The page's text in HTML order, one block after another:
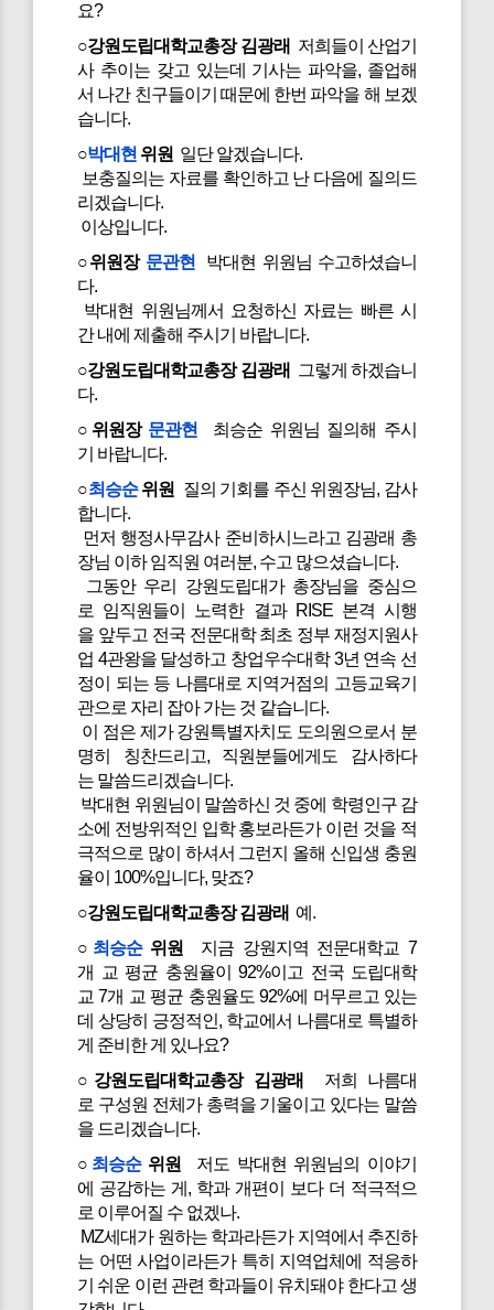
요?
○강원도립대학교총장 김광래 저희들이 산업기
사 추이는 갖고 있는데 기사는 파악을, 졸업해
서 나간 친구들이기 때문에 한번 파악을 해 보겠
습니다.
○박대현 위원 일단 알겠습니다.
보충질의는 자료를 확인하고 난 다음에 질의드
리겠습니다.
이상입니다.
○위원장 문관현 박대현 위원님 수고하셨습니
다.
박대현 위원님께서 요청하신 자료는 빠른 시
간 내에 제출해 주시기 바랍니다.
○강원도립대학교총장 김광래
그렇게 하겠습니
다.
○위원장 문관현
최승순 위원님 질의해 주시
기 바랍니다.
○최승순위원
질의 기회를 주신 위원장님, 감사
합니다.
먼저 행정사무감사 준비하시느라고 김광래 총
장님 이하 임직원 여러분, 수고 많으셨습니다.
그동안 우리 강원도립대가 총장님을 중심으
로 임직원들이 노력한 결과 RISE 본격 시행
을 앞두고 전국 전문대학 최초 정부 재정지원사
업 4관왕을 달성하고 창업우수대학 3년 연속 선
정이 되는 등 나름대로 지역거점의 고등교육기
관으로 자리 잡아 가는 것 같습니다.
이 점은 제가 강원특별자치도 도의원으로서 분
명히 칭찬드리고, 직원분들에게도 감사하다
는 말씀드리겠습니다.
박대현 위원님이 말씀하신 것 중에 학령인구 감
소에 전방위적인 입학 홍보라든가 이런 것을 적
극적으로 많이 하셔서 그런지 올해 신입생 충원
율이 100%입니다, 맞죠?
○강원도립대학교총장 김광래 예.
○ 최승순위원
지금 강원지역 전문대학교 7
개 교 평균 충원율이 92%이고 전국 도립대학
교 7개 교 평균 충원율도 92%에 머무르고 있는
데 상당히 긍정적인, 학교에서 나름대로 특별하
게 준비한 게 있나요?
○강원도립대학교총장 김광래
저희 나름대
로 구성원 전체가 총력을 기울이고 있다는 말씀
을 드리겠습니다.
○ 최승순위원
저도 박대현 위원님의 이야기
에 공감하는 게, 학과 개편이 보다 더 적극적으
로 이루어질 수 없겠나.
MZ세대가 원하는 학과라든가 지역에서 추진하
는 어떤 사업이라든가 특히 지역업체에 적응하
기 쉬운 이런 관련 학과들이 유치돼야 한다고 생